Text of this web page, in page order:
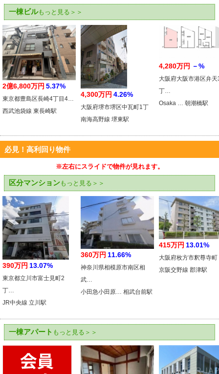
一棟ビルもっと見る＞＞
2億6,800万円 5.37%
東京都豊島区長崎4丁目4…
西武池袋線 東長崎駅
4,300万円 4.26%
大阪府堺市堺区中瓦町1丁
南海高野線 堺東駅
4,280万円 －%
大阪府大阪市港区弁天
丁…
Osaka … 朝潮橋駅
必見！高利回り物件
※左右にスライドで物件が見れます。
区分マンションもっと見る＞＞
390万円 13.07%
東京都立川市富士見町2
丁…
JR中央線 立川駅
360万円 11.66%
神奈川県相模原市南区相
武…
小田急小田原… 相武台前駅
415万円 13.01%
大阪府枚方市釈尊寺町
京阪交野線 郡津駅
一棟アパート もっと見る＞＞